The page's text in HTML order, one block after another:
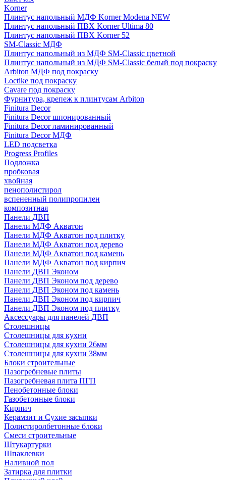
Korner
Плинтус напольный МДФ Korner Modena NEW
Плинтус напольный ПВХ Korner Ultima 80
Плинтус напольный ПВХ Korner 52
SM-Classic МДФ
Плинтус напольный из МДФ SM-Classic цветной
Плинтус напольный из МДФ SM-Classic белый под покраску
Arbiton МДФ под покраску
Loctike под покраску
Cavare под покраску
Фурнитура, крепеж к плинтусам Arbiton
Finitura Decor
Finitura Decor шпонированный
Finitura Decor ламинированный
Finitura Decor МДФ
LED подсветка
Progress Profiles
Подложка
пробковая
хвойная
пенополистирол
вспененный полипропилен
композитная
Панели ДВП
Панели МДФ Акватон
Панели МДФ Акватон под плитку
Панели МДФ Акватон под дерево
Панели МДФ Акватон под камень
Панели МДФ Акватон под кирпич
Панели ДВП Эконом
Панели ДВП Эконом под дерево
Панели ДВП Эконом под камень
Панели ДВП Эконом под кирпич
Панели ДВП Эконом под плитку
Аксессуары для панелей ДВП
Столешницы
Столешницы для кухни
Столешницы для кухни 26мм
Столешницы для кухни 38мм
Блоки строительные
Пазогребневые плиты
Пазогребневая плита ПГП
Пенобетонные блоки
Газобетонные блоки
Кирпич
Керамзит и Сухие засыпки
Полистиролбетонные блоки
Смеси строительные
Штукартурки
Шпаклевки
Наливной пол
Затирка для плитки